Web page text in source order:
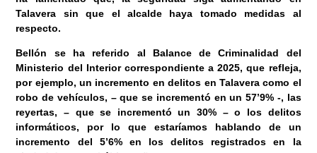
Talavera sin que el alcalde haya tomado medidas al
respecto.
Bellón se ha referido al Balance de Criminalidad del
Ministerio del Interior correspondiente a 2025, que refleja,
por ejemplo, un incremento en delitos en Talavera como el
robo de vehículos, – que se incrementó en un 57’9% -, las
reyertas, – que se incrementó un 30% – o los delitos
informáticos, por lo que estaríamos hablando de un
incremento del 5’6% en los delitos registrados en la